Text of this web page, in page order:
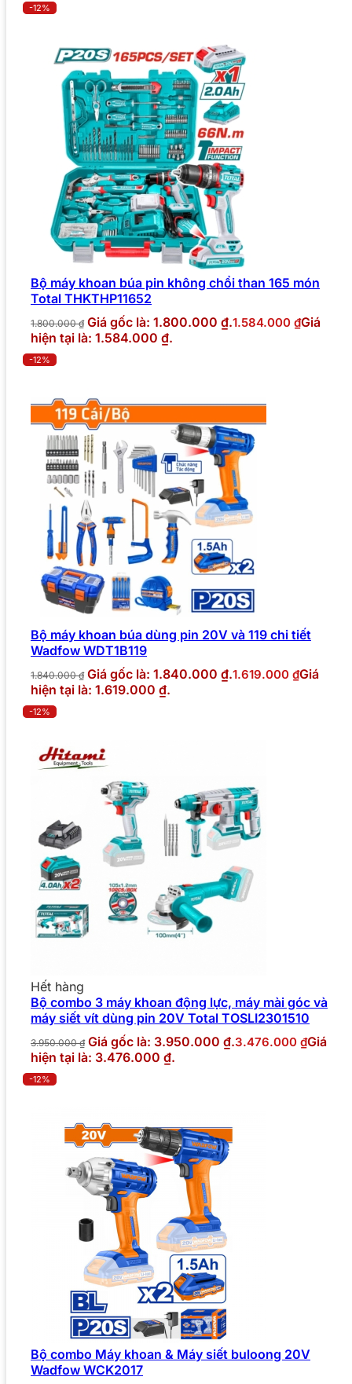
-12%
Bộ máy khoan búa pin không chổi than 165 món
Total THKTHP11652
1.800.000₫ Giá gốc là: 1.800.000 ₫.1.584.000 ₫Giá
hiện tại là: 1.584.000 ₫.
-12%
Bộ máy khoan búa dùng pin 20V và 119 chi tiết
Wadfow WDT1B119
1.840.000₫ Giá gốc là: 1.840.000 ₫.1.619.000 ₫Giá
hiện tại là: 1.619.000 ₫.
-12%
Hết hàng
Bộ combo 3 máy khoan động lực, máy mài góc và
máy siết vít dùng pin 20V Total TOSLI2301510
3.950.000₫ Giá gốc là: 3.950.000 ₫.3.476.000 ₫Giá
hiện tại là: 3.476.000 ₫.
-12%
Bộ combo Máy khoan & Máy siết buloong 20V
Wadfow WCK2017